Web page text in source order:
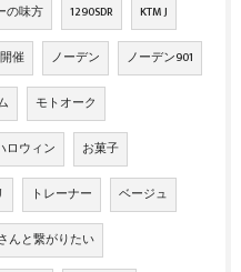
の味方 1290SDR KTM J
催 ノーデン ノーデン901
モトオーク
ロウィン お菓子
トレーナー ベージュ
んと繋がりたい